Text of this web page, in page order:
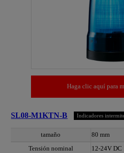
Haga clic aquí para
SL08-M1KTN-B Indicadores
tamaño
80 mm
Tensión nominal
12-24V DC